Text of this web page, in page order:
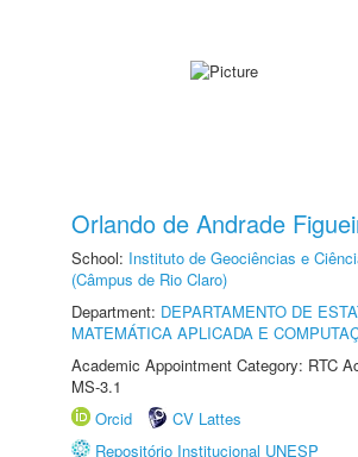
Orlando de Andrade
School: Instituto de Geociências e
(Câmpus de Rio Claro)
Department: DEPARTAMENTO DE
MATEMÁTICA APLICADA E
Academic Appointment Category: RTC
MS-3.1
Orcid
CV Lattes
Repositório Institucional UNESP